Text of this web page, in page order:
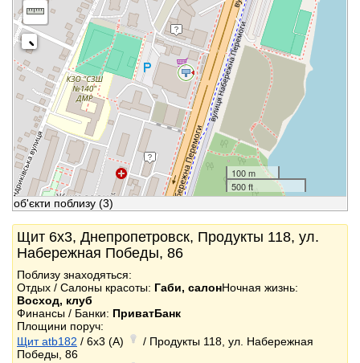
100 m
500 ft
об'єкти поблизу (3)
Щит 6x3, Днепропетровск, Продукты 118, ул.
Набережная Победы, 86
Поблизу знаходяться:
Отдых / Салоны красоты: Габи, салонНочная жизнь:
Восход, клуб
Финансы / Банки: ПриватБанк
Площини поруч:
Щит atb182 / 6x3 (A)
/ Продукты 118, ул. Набережная
Победы, 86